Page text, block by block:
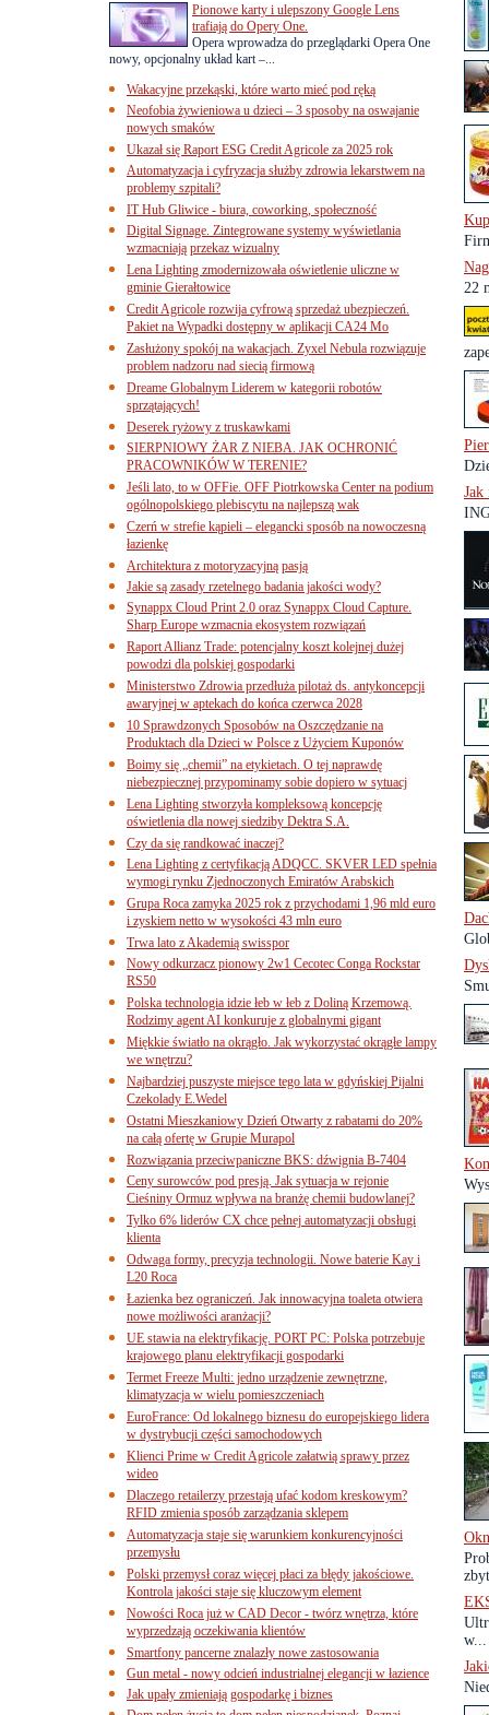
22
Jak
w...
Pionowe karty i ulepszony Google Lens
trafiają do Opery One.
Opera wprowadza do przeglądarki Opera One
nowy, opcjonalny układ kart –...
Wakacyjne przekąski, które warto mieć pod ręką
Neofobia żywieniowa u dzieci – 3 sposoby na oswajanie
nowych smaków
Ukazał się Raport ESG Credit Agricole za 2025 rok
Automatyzacja i cyfryzacja służby zdrowia lekarstwem na
problemy szpitali?
IT Hub Gliwice - biura, coworking, społeczność
Digital Signage. Zintegrowane systemy wyświetlania
wzmacniają przekaz wizualny
Lena Lighting zmodernizowała oświetlenie uliczne w
gminie Gierałtowice
Credit Agricole rozwija cyfrową sprzedaż ubezpieczeń.
Pakiet na Wypadki dostępny w aplikacji CA24 Mo
Zasłużony spokój na wakacjach. Zyxel Nebula rozwiązuje
problem nadzoru nad siecią firmową
Dreame Globalnym Liderem w kategorii robotów
sprzątających!
Deserek ryżowy z truskawkami
SIERPNIOWY ŻAR Z NIEBA. JAK OCHRONIĆ
PRACOWNIKÓW W TERENIE?
Jeśli lato, to w OFFie. OFF Piotrkowska Center na podium
ogólnopolskiego plebiscytu na najlepszą wak
Czerń w strefie kąpieli – elegancki sposób na nowoczesną
łazienkę
Architektura z motoryzacyjną pasją
Jakie są zasady rzetelnego badania jakości wody?
Synappx Cloud Print 2.0 oraz Synappx Cloud Capture.
Sharp Europe wzmacnia ekosystem rozwiązań
Raport Allianz Trade: potencjalny koszt kolejnej dużej
powodzi dla polskiej gospodarki
Ministerstwo Zdrowia przedłuża pilotaż ds. antykoncepcji
awaryjnej w aptekach do końca czerwca 2028
10 Sprawdzonych Sposobów na Oszczędzanie na
Produktach dla Dzieci w Polsce z Użyciem Kuponów
Boimy się „chemii” na etykietach. O tej naprawdę
niebezpiecznej przypominamy sobie dopiero w sytuacj
Lena Lighting stworzyła kompleksową koncepcję
oświetlenia dla nowej siedziby Dektra S.A.
Czy da się randkować inaczej?
Lena Lighting z certyfikacją ADQCC. SKVER LED spełnia
wymogi rynku Zjednoczonych Emiratów Arabskich
Grupa Roca zamyka 2025 rok z przychodami 1,96 mld euro
i zyskiem netto w wysokości 43 mln euro
Trwa lato z Akademią swisspor
Nowy odkurzacz pionowy 2w1 Cecotec Conga Rockstar
RS50
Polska technologia idzie łeb w łeb z Doliną Krzemową.
Rodzimy agent AI konkuruje z globalnymi gigant
Miękkie światło na okrągło. Jak wykorzystać okrągłe lampy
we wnętrzu?
Najbardziej puszyste miejsce tego lata w gdyńskiej Pijalni
Czekolady E.Wedel
Ostatni Mieszkaniowy Dzień Otwarty z rabatami do 20%
na całą ofertę w Grupie Murapol
Rozwiązania przeciwpaniczne BKS: dźwignia B-7404
Ceny surowców pod presją. Jak sytuacja w rejonie
Cieśniny Ormuz wpływa na branżę chemii budowlanej?
Tylko 6% liderów CX chce pełnej automatyzacji obsługi
klienta
Odwaga formy, precyzja technologii. Nowe baterie Kay i
L20 Roca
Łazienka bez ograniczeń. Jak innowacyjna toaleta otwiera
nowe możliwości aranżacji?
UE stawia na elektryfikację. PORT PC: Polska potrzebuje
krajowego planu elektryfikacji gospodarki
Termet Freeze Multi: jedno urządzenie zewnętrzne,
klimatyzacja w wielu pomieszczeniach
EuroFrance: Od lokalnego biznesu do europejskiego lidera
w dystrybucji części samochodowych
Klienci Prime w Credit Agricole załatwią sprawy przez
wideo
Dlaczego retailerzy przestają ufać kodom kreskowym?
RFID zmienia sposób zarządzania sklepem
Automatyzacja staje się warunkiem konkurencyjności
przemysłu
Polski przemysł coraz więcej płaci za błędy jakościowe.
Kontrola jakości staje się kluczowym element
Nowości Roca już w CAD Decor - twórz wnętrza, które
wyprzedzają oczekiwania klientów
Smartfony pancerne znalazły nowe zastosowania
Gun metal - nowy odcień industrialnej elegancji w łazience
Jak upały zmieniają gospodarkę i biznes